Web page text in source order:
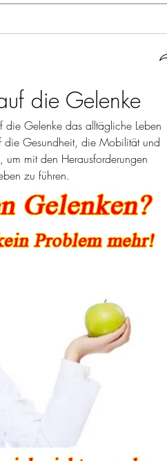
die Gelenke
Gelenke das alltägliche Leben
die Gesundheit, die Mobilität und
um mit den Herausforderungen
zu führen.